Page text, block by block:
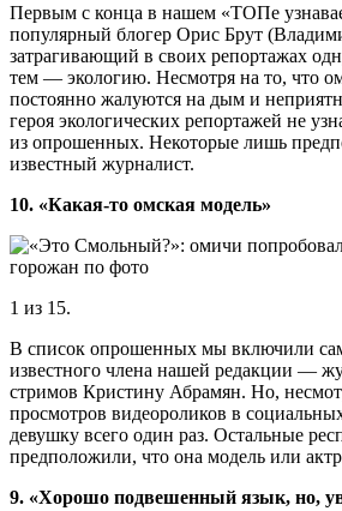
Первым с конца в нашем «ТОПе
популярный блогер Орис Брут
затрагивающий в своих репортажах
тем — экологию. Несмотря на то, что
постоянно жалуются на дым и
героя экологических репортажей не
из опрошенных. Некоторые лишь
известный журналист.
10. «Какая-то омская модель»
1 из 15.
В список опрошенных мы включили
известного члена нашей редакции —
стримов Кристину Абрамян. Но,
просмотров видеороликов в
девушку всего один раз. Остальные
предположили, что она модель или
9. «Хорошо подвешенный язык, но,